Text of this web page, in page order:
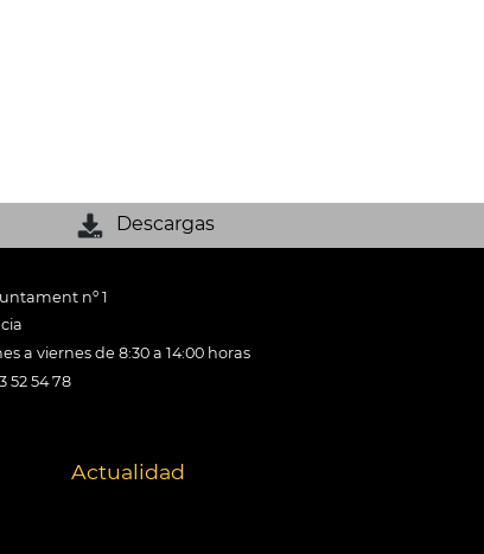
Descargas
nº 1
a viernes de 8:30 a 14:00 horas
52 54 78
Actualidad